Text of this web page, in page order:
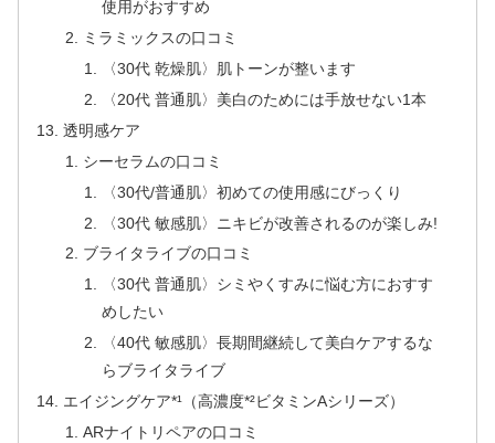
使用がおすすめ
ミラミックスの口コミ
〈30代 乾燥肌〉肌トーンが整います
〈20代 普通肌〉美白のためには手放せない1本
透明感ケア
シーセラムの口コミ
〈30代/普通肌〉初めての使用感にびっくり
〈30代 敏感肌〉ニキビが改善されるのが楽しみ!
ブライタライブの口コミ
〈30代 普通肌〉シミやくすみに悩む方におすす
めしたい
〈40代 敏感肌〉長期間継続して美白ケアするな
らブライタライブ
エイジングケア*¹（高濃度*²ビタミンAシリーズ）
ARナイトリペアの口コミ